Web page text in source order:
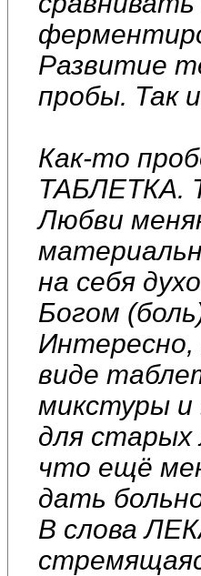
Развитие
пробы. Так
Как-то
ТАБЛЕТКА.
Любви
на себя
Богом
Интересно,
виде
микстуры и
для старых
что ещё
дать
В слова